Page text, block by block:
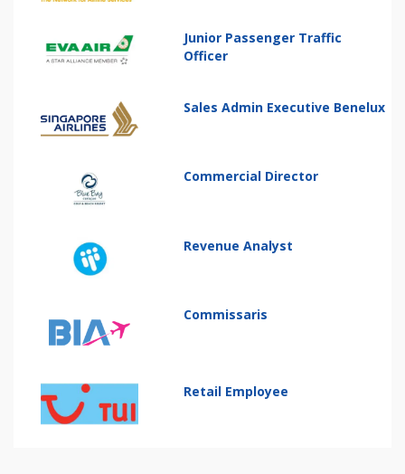
Junior Passenger Traffic
Officer
Sales Admin Executive Benelux
Commercial Director
Revenue Analyst
Commissaris
Retail Employee